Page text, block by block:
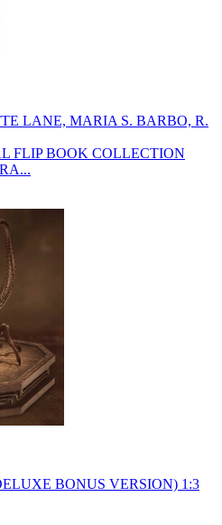
LANE, MARIA S. BARBO, R.
FLIP BOOK COLLECTION
BONUS VERSION) 1:3